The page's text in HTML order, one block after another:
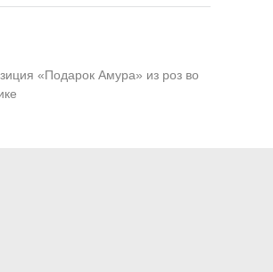
«Подарок Амура» из роз во